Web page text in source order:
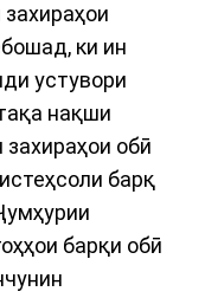
ки ин
устувори
нақши
обӣ
барқ
барқи обӣ